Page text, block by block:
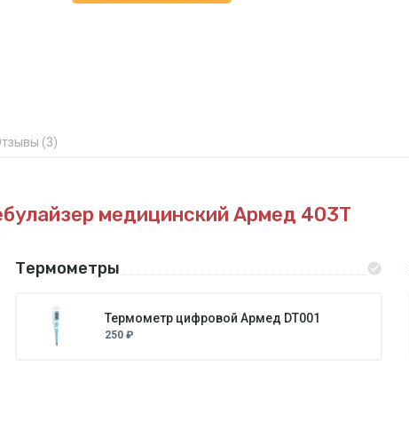
(3)
медицинский Армед 403Т
Термометры
Термометр цифровой Армед DT001
250 ₽